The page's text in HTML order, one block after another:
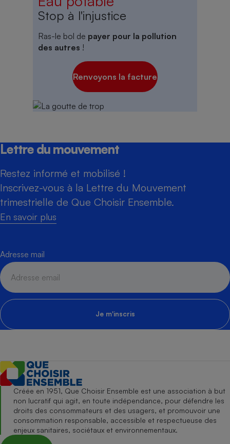
Stop à l'injustice
Ras-le bol de payer pour la pollution
des autres !
Renvoyons la facture
Lettre du mouvement
Restez informé et mobilisé !
Inscrivez-vous à la Lettre du Mouvement
trimestrielle de Que Choisir Ensemble.
En savoir plus
Adresse mail
Je m'inscris
Créée en 1951, Que Choisir Ensemble est une association à but
non lucratif qui agit, en toute indépendance, pour défendre les
droits des consommateurs et des usagers, et promouvoir une
consommation responsable, accessible et respectueuse des
enjeux sanitaires, sociétaux et environnementaux.